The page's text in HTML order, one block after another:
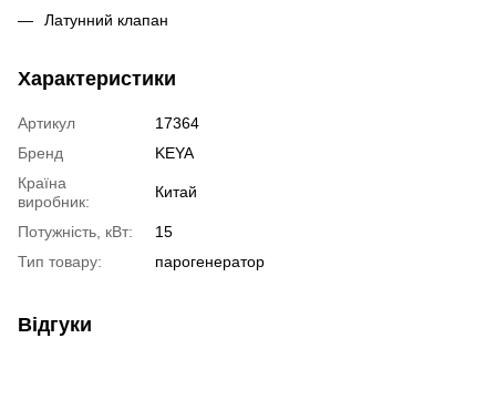
Латунний клапан
Характеристики
Артикул
17364
Бренд
KEYA
Країна
виробник:
Китай
Потужність, кВт:
15
Тип товару:
парогенератор
Відгуки